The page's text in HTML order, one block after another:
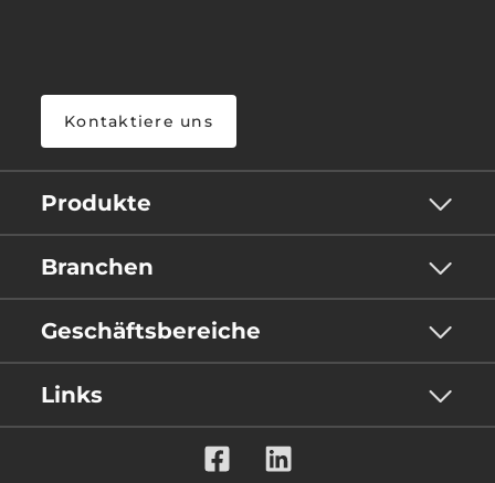
Kontaktiere uns
Produkte
Branchen
Geschäftsbereiche
Links